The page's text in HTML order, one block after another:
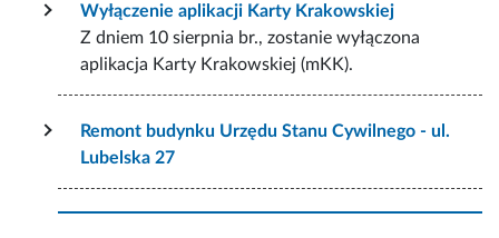
Wyłączenie aplikacji Karty Krakowskiej
Z dniem 10 sierpnia br., zostanie wyłączona
aplikacja Karty Krakowskiej (mKK).
Remont budynku Urzędu Stanu Cywilnego - ul.
Lubelska 27